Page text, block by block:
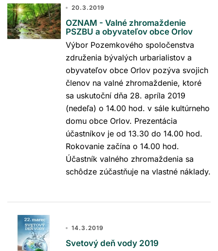
20.3.2019
OZNAM - Valné zhromaždenie
PSZBU a obyvateľov obce Orlov
Výbor Pozemkového spoločenstva
združenia bývalých urbarialistov a
obyvateľov obce Orlov pozýva svojich
členov na valné zhromaždenie, ktoré
sa uskutoční dňa 28. apríla 2019
(nedeľa) o 14.00 hod. v sále kultúrneho
domu obce Orlov. Prezentácia
účastníkov je od 13.30 do 14.00 hod.
Rokovanie začína o 14.00 hod.
Účastník valného zhromaždenia sa
schôdze zúčastňuje na vlastné náklady.
14.3.2019
Svetový deň vody 2019